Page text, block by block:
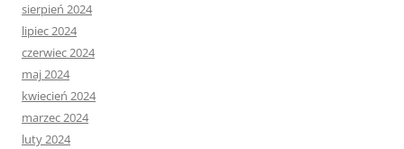
sierpień 2024
lipiec 2024
czerwiec 2024
maj 2024
kwiecień 2024
marzec 2024
luty 2024